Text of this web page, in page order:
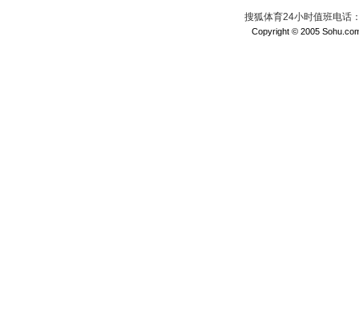
搜狐体育24小时值班电话
Copyright © 2005